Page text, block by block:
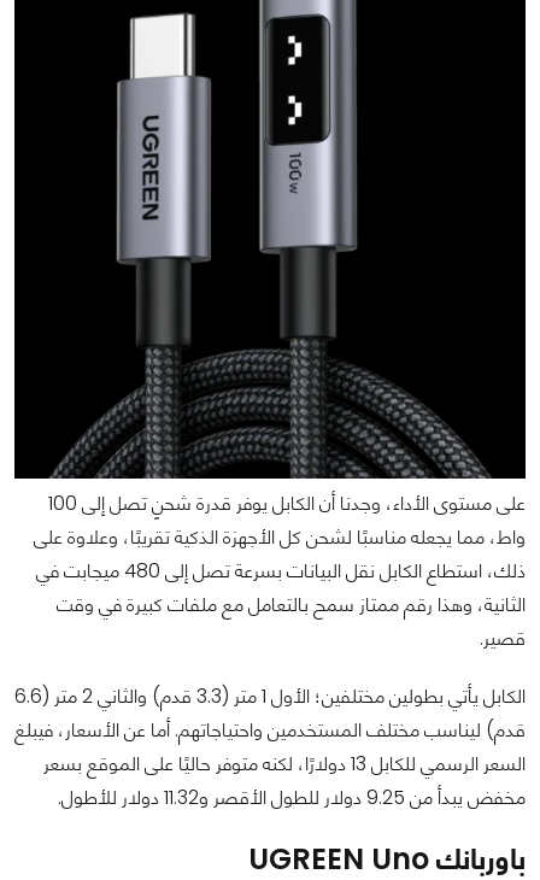
على مستوى الأداء، وجدنا أن الكابل يوفر قدرة شحنٍ تصل إلى 100
واط، مما يجعله مناسبًا لشحن كل الأجهزة الذكية تقريبًا، وعلاوة على
ذلك، استطاع الكابل نقل البيانات بسرعة تصل إلى 480 ميجابت في
الثانية، وهذا رقم ممتاز سمح بالتعامل مع ملفات كبيرة في وقت
قصير.
الكابل يأتي بطولين مختلفين؛ الأول 1 متر (3.3 قدم) والثاني 2 متر (6.6
قدم) ليناسب مختلف المستخدمين واحتياجاتهم. أما عن الأسعار، فيبلغ
السعر الرسمي للكابل 13 دولارًا، لكنه متوفر حاليًا على الموقع بسعر
مخفض يبدأ من 9.25 دولار للطول الأقصر و11.32 دولار للأطول.
باوربانك UGREEN Uno